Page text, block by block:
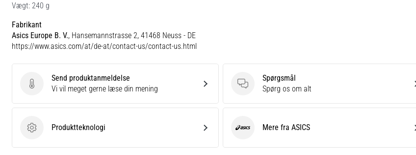
Vægt: 240 g
Fabrikant
Asics Europe B. V., Hansemannstrasse 2, 41468 Neuss - DE
https://www.asics.com/at/de-at/contact-us/contact-us.html
Send produktanmeldelse
Send produktanmeldelse
Vi vil meget gerne læse din mening
Spørgsmål
Spørgsmål
Spørg os om alt
Produktteknologi
Produktteknologi ASICS Mere fra ASICS